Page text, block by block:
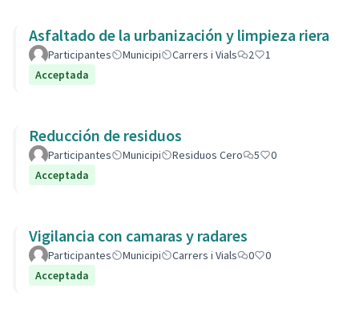
Asfaltado de la urbanización y limpieza riera
Participantes Municipi Carrers i Vials 2
1
Acceptada
Reducción de residuos
Participantes Municipi Residuos Cero 5
0
Acceptada
Vigilancia con camaras y radares
Participantes Municipi Carrers i Vials 0
0
Acceptada